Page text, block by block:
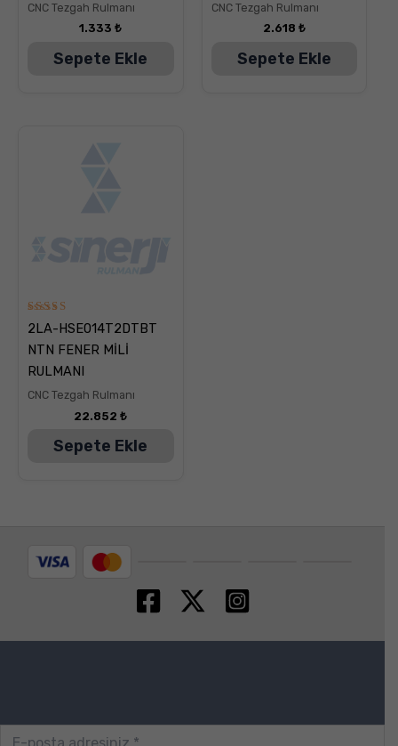
CNC Tezgah Rulmanı
1.333₺
Sepete Ekle
CNC Tezgah Rulmanı
2.618 ₺
Sepete Ekle
5
üzerinden
5.00
oy aldı
2LA-HSE014T2DTBT
NTN FENER MİLİ
RULMANI
CNC Tezgah Rulmanı
22.852₺
Sepete Ekle